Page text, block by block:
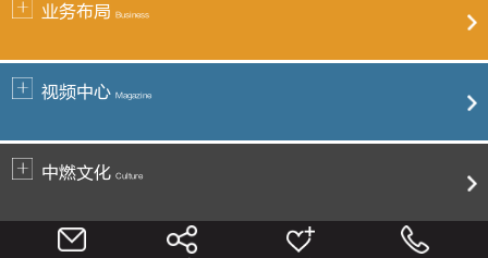
业务布局 Business
视频中心 Magazine
中燃文化 Culture